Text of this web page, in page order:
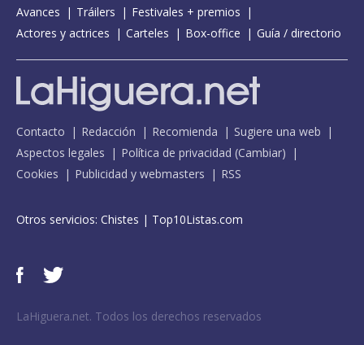
Avances
Tráilers
Festivales + premios
Actores y actrices
Carteles Box-office Guía / directorio
Contacto Redacción Recomienda
Sugiere una web
Aspectos legales
Política de privacidad (Cambiar)
Cookies
Publicidad y webmasters RSS
Otros servicios: Chistes | Top10Listas.com
LaHiguera.net. Todos los derechos reservados